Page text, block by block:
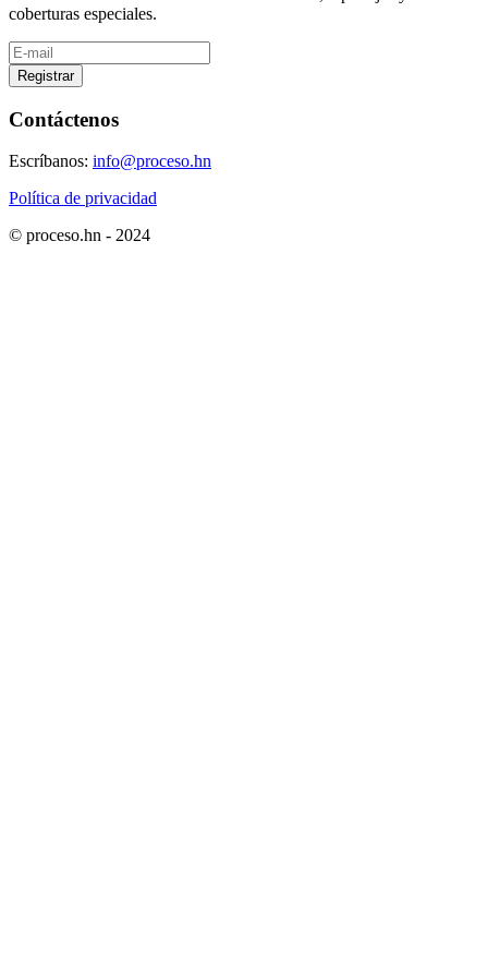
coberturas especiales.
Registrar
Contáctenos
Escríbanos: info@proceso.hn
Política de privacidad
© proceso.hn - 2024